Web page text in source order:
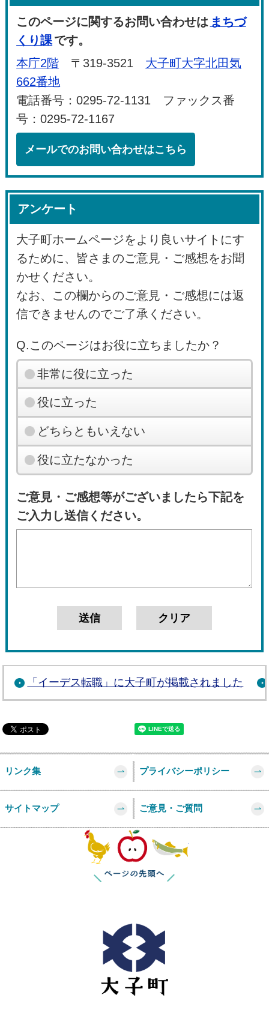
このページに関するお問い合わせは まちづ
くり課です。
本庁2階 〒319-3521 大子町大字北田気
662番地
電話番号：0295-72-1131 ファックス番
号：0295-72-1167
メールでのお問い合わせはこちら
アンケート
大子町ホームページをより良いサイトにす
るために、皆さまのご意見・ご感想をお聞
かせください。
なお、この欄からのご意見・ご感想には返
信できませんのでご了承ください。
Q.このページはお役に立ちましたか？
非常に役に立った
役に立った
どちらともいえない
役に立たなかった
ご意見・ご感想等がございましたら下記を
ご入力し送信ください。
「イーデス転職」に大子町が掲載されました
リンク集 プライバシーポリシー
サイトマップ ご意見・ご質問